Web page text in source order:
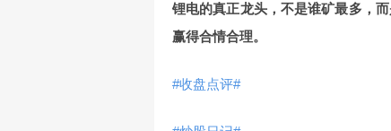
锂电的真正龙头，不是谁矿最多，
赢得合情合理。
#收盘点评#